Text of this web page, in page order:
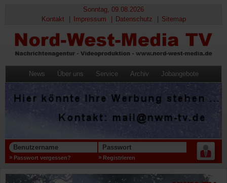
Sonntag, 09.08.2026
Kontakt
Impressum Datenschutz Sitemap
News Über uns Service Archiv Jobangebote
Benutzername Passwort
Passwort vergessen? Registrieren